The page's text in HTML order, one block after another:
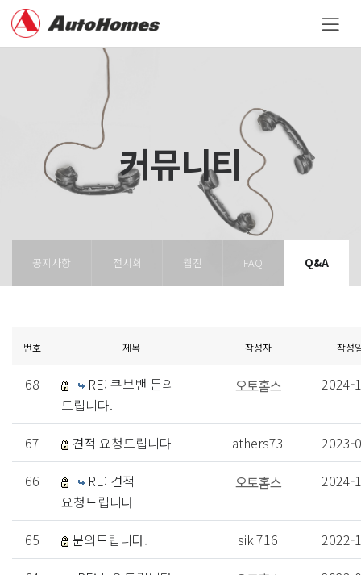
커뮤니티
공지사항 전시회 웹진 FAQ Q&A
번호 제목 작성자 작성
68
RE: 큐브밴 문의
드립니다.
2024-
67 견적 요청드립니다 athers73
2023-
66
RE: 견적
요청드립니다
2024-
65 문의드립니다. siki716
2022-